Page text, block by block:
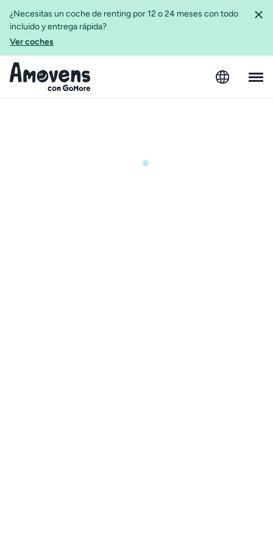
¿Necesitas un coche de renting por 12 o 24 meses con todo
incluido y entrega rápida?
Ver coches